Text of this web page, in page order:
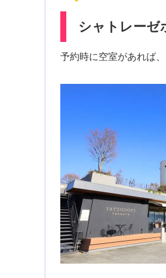
シャトレーゼ
予約時に空室があれば